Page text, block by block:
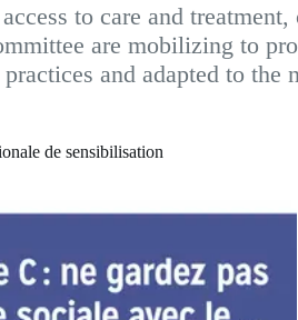
to care and
are mobilizing to
and adapted to the
de sensibilisation